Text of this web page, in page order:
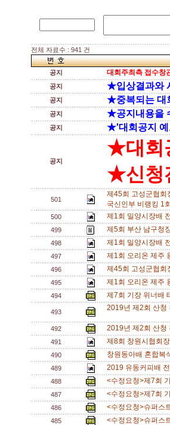
전체 자료수 : 941 건
공지 대회주최측 접수창
공지 ★입상결과와
공지 ★중복되는 대
공지 ★공지내용을
공지 ★'대회공지 예
공지
★대회
★신청
501
제45회 고성군협회
국신인부 비랭킹 1
500 제1회 밀양시장배
499 제5회 부산 남구청
498 제1회 밀양시장배
497 제1회 오리온 제주
496 제45회 고성군협
495 제1회 오리온 제주
494 제7회 기장 위너배
493 2019년 제2회 산청
492 2019년 제2회 산
491 제8회 창원시협회
490 창원동아배 혼합복
489 2019 유동커피배
488 <수정요청>제7회
487 <수정요청>제7회
486 <수정요청>슈퍼스
485 <수정요청>슈퍼스